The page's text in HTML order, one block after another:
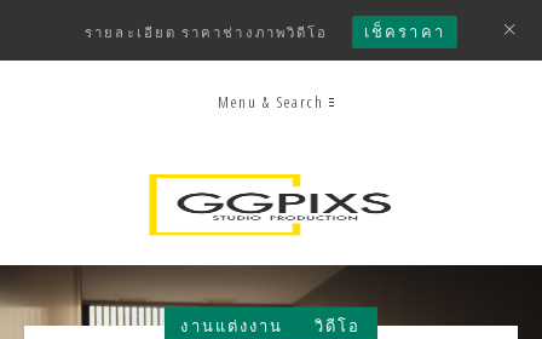
รายละเอียด ราคาช่างภาพวิดีโอ เช็คราคา
Menu & Search
งานแต่งงาน วิดีโอ